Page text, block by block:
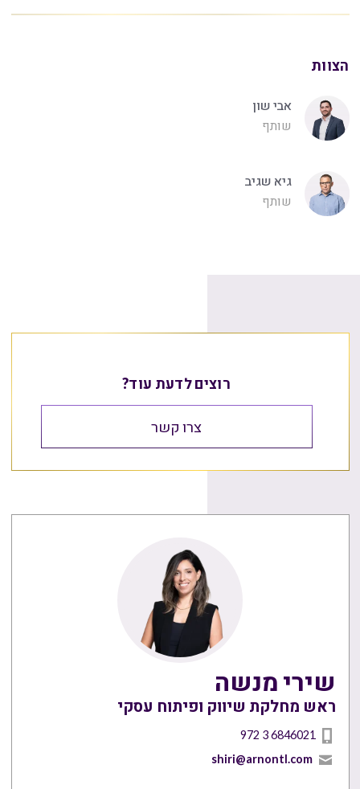
הצוות
אבי שון
שותף
גיא שגיב
שותף
רוצים לדעת עוד?
צרו קשר
שירי מנשה
ראש מחלקת שיווק ופיתוח עסקי
972 3 6846021
shiri@arnontl.com